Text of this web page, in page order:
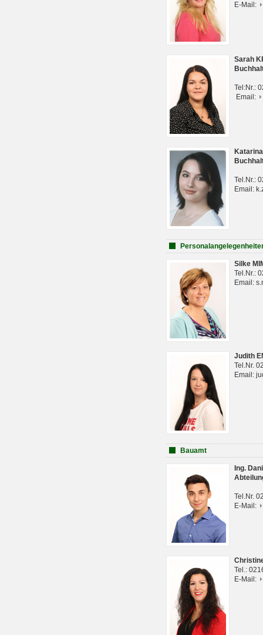
E-Mail:
Sarah
Tel:Nr.:
Email:
Tel.Nr.:
Email:
Silke
Tel.Nr.:
Email:
Judith
Tel.Nr.
Email:
Bauamt
Ing.
Tel.Nr.
E-Mail:
Tel.:
E-Mail: